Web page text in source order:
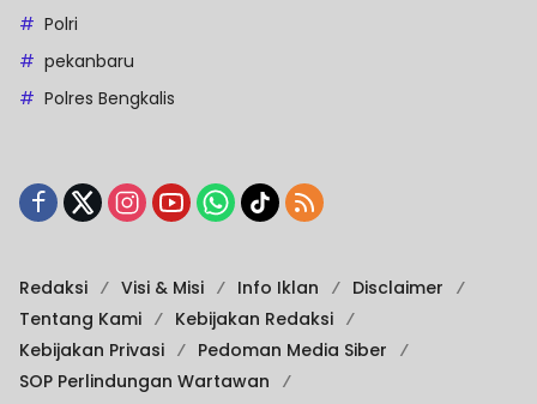
Polri
pekanbaru
Polres Bengkalis
Redaksi Visi & Misi Info Iklan
Disclaimer
Tentang Kami
Kebijakan Redaksi
Kebijakan Privasi
Pedoman Media Siber
SOP Perlindungan Wartawan